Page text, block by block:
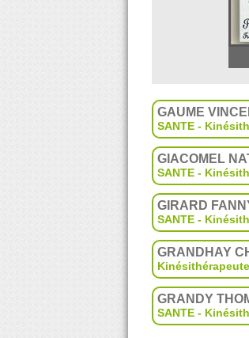
GAUME
SANTE -
GIACOMEL
SANTE -
GIRARD
SANTE -
GRANDHAY
Kinésithérapeute
GRANDY
SANTE -